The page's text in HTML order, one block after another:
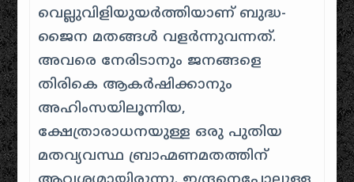
വെല്ലുവിളിയുയർത്തിയാണ് ബുദ്ധ-
ജൈന മതങ്ങൾ വളർന്നുവന്നത്.
അവരെ നേരിടാനും ജനങ്ങളെ
തിരികെ ആകർഷിക്കാനും
അഹിംസയിലൂന്നിയ,
ക്ഷേത്രാരാധനയുള്ള ഒരു പുതിയ
മതവ്യവസ്ഥ ബ്രാഹ്മണമതത്തിന്